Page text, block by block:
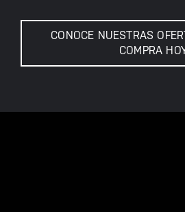
CONOCE NUESTRAS
COMPRA